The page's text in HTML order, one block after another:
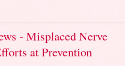
- Misplaced Nerve
at Prevention